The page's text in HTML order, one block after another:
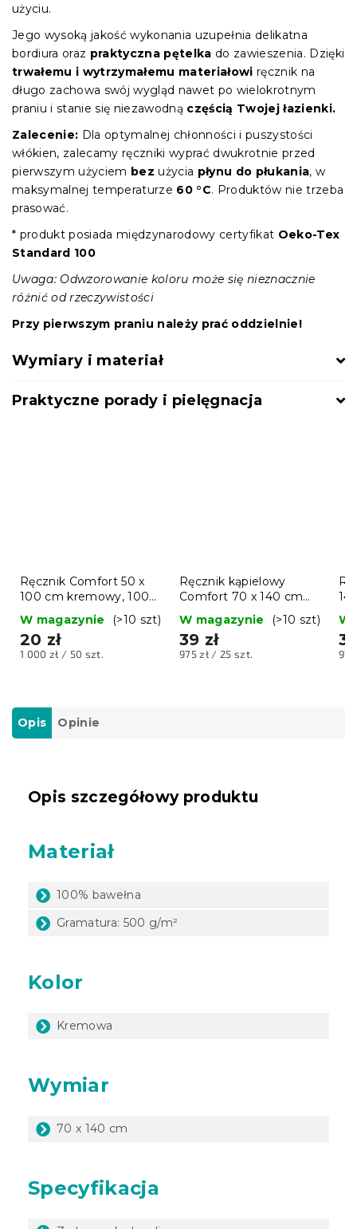
użyciu.
Jego wysoką jakość wykonania uzupełnia delikatna
bordiura oraz praktyczna pętelka do zawieszenia. Dzięki
trwałemu i wytrzymałemu materiałowi ręcznik na
długo zachowa swój wygląd nawet po wielokrotnym
praniu i stanie się niezawodną częścią Twojej łazienki.
Zalecenie: Dla optymalnej chłonności i puszystości
włókien, zalecamy ręczniki wyprać dwukrotnie przed
pierwszym użyciem bez użycia płynu do płukania, w
maksymalnej temperaturze 60 °C. Produktów nie trzeba
prasować.
* produkt posiada międzynarodowy certyfikat Oeko-Tex
Standard 100
Uwaga: Odwzorowanie koloru może się nieznacznie
różnić od rzeczywistości
Przy pierwszym praniu należy prać oddzielnie!
Wymiary i materiał
Praktyczne porady i pielęgnacja
Ręcznik Comfort 50 x
100 cm kremowy, 100%
W magazynie (>10 szt)
20 zł
Cena
1 000 zł / 50 szt.
Ręcznik kąpielowy
Comfort 70 x 140 cm
beżowy, 100% bawełna
W magazynie (>10 szt)
39 zł
Cena
975 zł / 25 szt.
W
Opis Opinie
Opis szczegółowy produktu
Materiał
100% bawełna
Gramatura: 500 g/m²
Kolor
Kremowa
Wymiar
70 x 140 cm
Specyfikacja